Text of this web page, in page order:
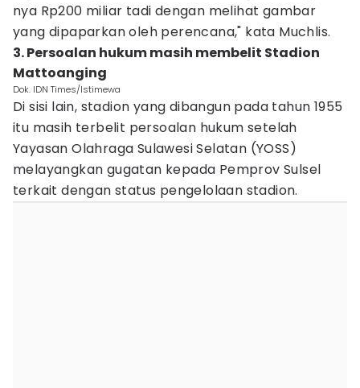
nya Rp200 miliar tadi dengan melihat gambar
yang dipaparkan oleh perencana," kata Muchlis.
3. Persoalan hukum masih membelit Stadion
Mattoanging
Dok. IDN Times/Istimewa
Di sisi lain, stadion yang dibangun pada tahun 1955
itu masih terbelit persoalan hukum setelah
Yayasan Olahraga Sulawesi Selatan (YOSS)
melayangkan gugatan kepada Pemprov Sulsel
terkait dengan status pengelolaan stadion.